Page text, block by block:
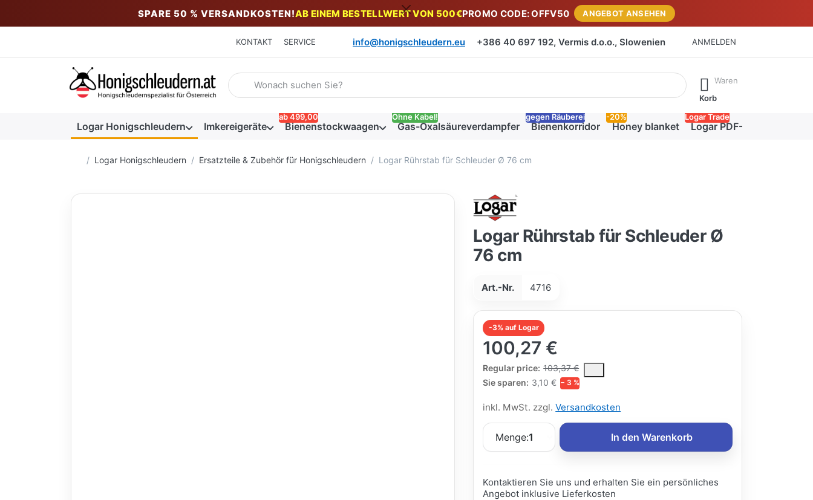
SPARE 50 % VERSANDKOSTEN!AB EINEM BESTELLWERT VON 500€PROMO CODE: OFFV50 ANGEBOT ANSEHEN
KONTAKT SERVICE info@honigschleudern.eu +386 40 697 192, Vermis d.o.o., Slowenien ANMELDEN
Geben Sie einen Suchbegriff ein. Während Sie tippen, erscheinen automatisch erste Ergebnisse. Drücken Sie die Eingabetaste, um alle
Waren
Korb
Logar Honigschleudern Imkereigeräte Bienenstockwaagen
ab 499,00
Gas-Oxalsäureverdampfer
Ohne Kabel!
Bienenkorridor
gegen Räuberei
Honey blanket
-20%
Logar PDF-Katalog
Logar Trade
Startseite
Logar Honigschleudern Ersatzteile & Zubehör für Honigschleudern Logar Rührstab für Schleuder Ø 76 cm
Logar Rührstab für Schleuder Ø
76 cm
Art.-Nr. 4716
-3% auf Logar
100,27 €
Regular price: 103,37 €
The Regular Price is the median selling price paid by customers for a product,
Sie sparen: 3,10 € − 3 %
inkl. MwSt. zzgl.Versandkosten
Menge:1 In den Warenkorb
Kontaktieren Sie uns und erhalten Sie ein persönliches
Angebot inklusive Lieferkosten